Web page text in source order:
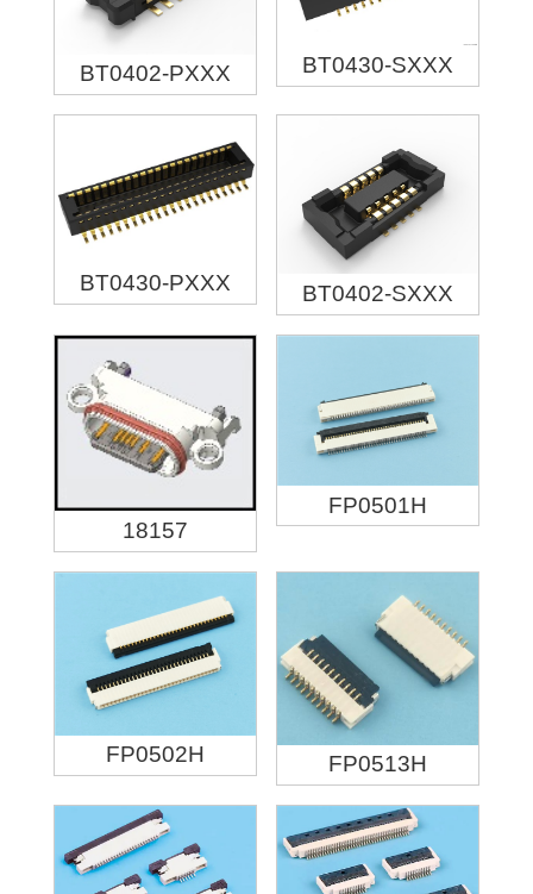
BT0402-PXXX BT0430-SXXX
BT0430-PXXX BT0402-SXXX
18157
FP0501H
FP0502H FP0513H